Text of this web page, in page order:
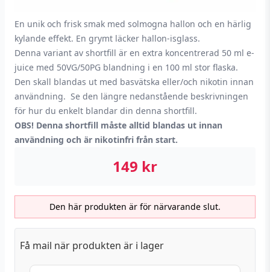
En unik och frisk smak med solmogna hallon och en härlig
kylande effekt. En grymt läcker hallon-isglass.
Denna variant av shortfill är en extra koncentrerad 50 ml e-
juice med 50VG/50PG blandning i en 100 ml stor flaska.
Den skall blandas ut med basvätska eller/och nikotin innan
användning. Se den längre nedanstående beskrivningen
för hur du enkelt blandar din denna shortfill.
OBS! Denna shortfill måste alltid blandas ut innan
användning och är nikotinfri från start.
149 kr
Den här produkten är för närvarande slut.
Få mail när produkten är i lager